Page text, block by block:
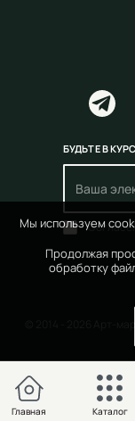
Мы используем
Продолжая
обработку
БУДЬТЕ В
© 2014 - 2026 Арт-
Главная Каталог